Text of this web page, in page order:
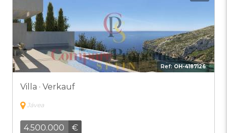
Ref:OH-4187126
Villa · Verkauf
Jávea
4.500.000 €